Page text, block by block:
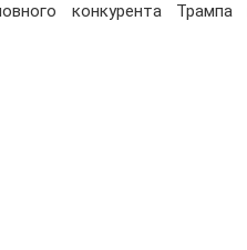
конкурента Трампа